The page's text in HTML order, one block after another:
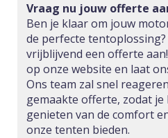
Vraag nu jouw offerte
Ben je klaar om jouw
de perfecte
vrijblijvend een offerte
op onze website en laat
Ons team zal snel
gemaakte offerte, zodat
genieten van de comfort
onze tenten bieden.